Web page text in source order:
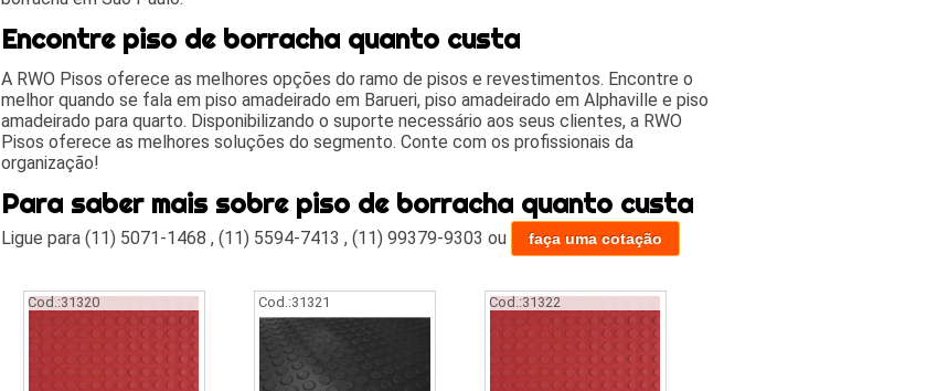
Encontre piso de borracha quanto custa
A RWO Pisos oferece as melhores opções do ramo de pisos e revestimentos. Encontre o
melhor quando se fala em piso amadeirado em Barueri, piso amadeirado em Alphaville e piso
amadeirado para quarto. Disponibilizando o suporte necessário aos seus clientes, a RWO
Pisos oferece as melhores soluções do segmento. Conte com os profissionais da
organização!
Para saber mais sobre piso de borracha quanto custa
Ligue para (11) 5071-1468 , (11) 5594-7413 , (11) 99379-9303 ou faça uma cotação
Cod.:31320 Cod.:31321 Cod.:31322